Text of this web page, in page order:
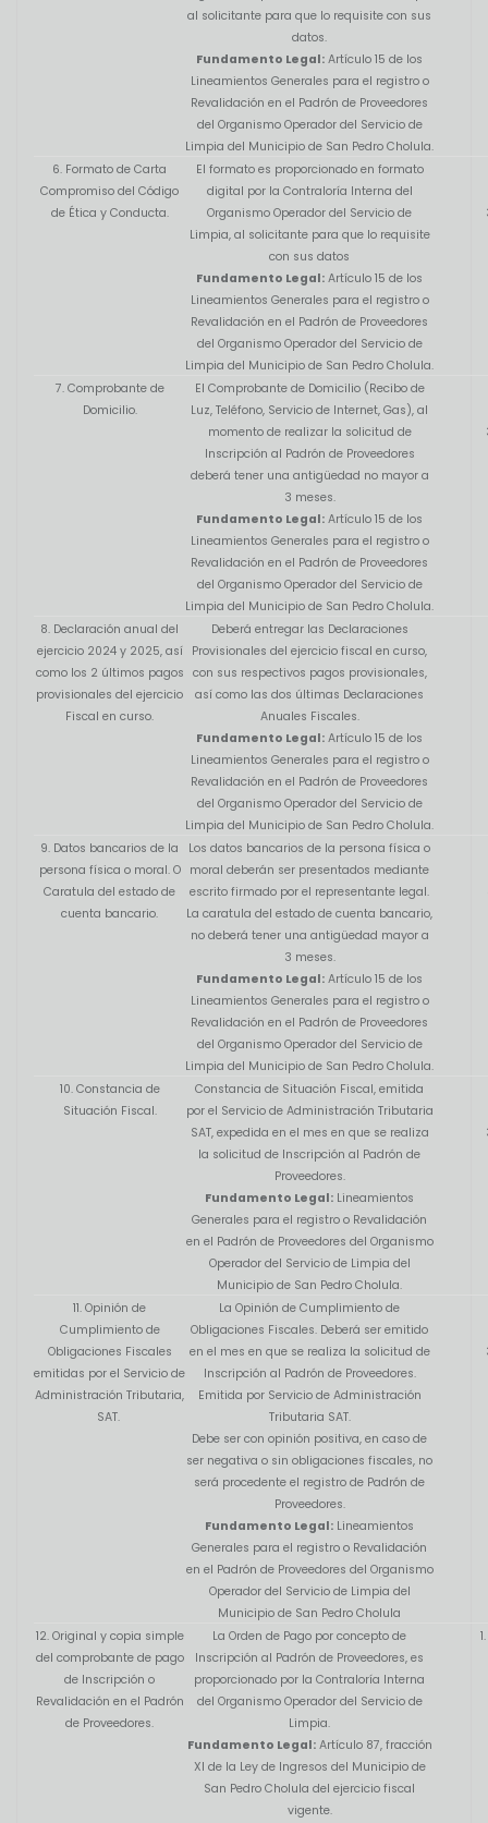
al solicitante para que lo requisite con sus
datos.
Fundamento Legal: Artículo 15 de los
Lineamientos Generales para el registro o
Revalidación en el Padrón de Proveedores
del Organismo Operador del Servicio de
Limpia del Municipio de San Pedro Cholula.
6. Formato de Carta
Compromiso del Código
de Ética y Conducta.
El formato es proporcionado en formato
digital por la Contraloría Interna del
Organismo Operador del Servicio de
Limpia, al solicitante para que lo requisite
con sus datos
Fundamento Legal: Artículo 15 de los
Lineamientos Generales para el registro o
Revalidación en el Padrón de Proveedores
del Organismo Operador del Servicio de
Limpia del Municipio de San Pedro Cholula.
7. Comprobante de
Domicilio.
El Comprobante de Domicilio (Recibo de
Luz, Teléfono, Servicio de Internet, Gas), al
momento de realizar la solicitud de
Inscripción al Padrón de Proveedores
deberá tener una antigüedad no mayor a
3 meses.
Fundamento Legal: Artículo 15 de los
Lineamientos Generales para el registro o
Revalidación en el Padrón de Proveedores
del Organismo Operador del Servicio de
Limpia del Municipio de San Pedro Cholula.
8. Declaración anual del
ejercicio 2024 y 2025, así
como los 2 últimos pagos
provisionales del ejercicio
Fiscal en curso.
Deberá entregar las Declaraciones
Provisionales del ejercicio fiscal en curso,
con sus respectivos pagos provisionales,
así como las dos últimas Declaraciones
Anuales Fiscales.
Fundamento Legal: Artículo 15 de los
Lineamientos Generales para el registro o
Revalidación en el Padrón de Proveedores
del Organismo Operador del Servicio de
Limpia del Municipio de San Pedro Cholula.
9. Datos bancarios de la
persona física o moral. O
Caratula del estado de
cuenta bancario.
Los datos bancarios de la persona física o
moral deberán ser presentados mediante
escrito firmado por el representante legal.
La caratula del estado de cuenta bancario,
no deberá tener una antigüedad mayor a
3 meses.
Fundamento Legal: Artículo 15 de los
Lineamientos Generales para el registro o
Revalidación en el Padrón de Proveedores
del Organismo Operador del Servicio de
Limpia del Municipio de San Pedro Cholula.
10. Constancia de
Situación Fiscal.
Constancia de Situación Fiscal, emitida
por el Servicio de Administración Tributaria
SAT, expedida en el mes en que se realiza
la solicitud de Inscripción al Padrón de
Proveedores.
Fundamento Legal: Lineamientos
Generales para el registro o Revalidación
en el Padrón de Proveedores del Organismo
Operador del Servicio de Limpia del
Municipio de San Pedro Cholula.
11. Opinión de
Cumplimiento de
Obligaciones Fiscales
emitidas por el Servicio de
Administración Tributaria,
SAT.
La Opinión de Cumplimiento de
Obligaciones Fiscales. Deberá ser emitido
en el mes en que se realiza la solicitud de
Inscripción al Padrón de Proveedores.
Emitida por Servicio de Administración
Tributaria SAT.
Debe ser con opinión positiva, en caso de
ser negativa o sin obligaciones fiscales, no
será procedente el registro de Padrón de
Proveedores.
Fundamento Legal: Lineamientos
Generales para el registro o Revalidación
en el Padrón de Proveedores del Organismo
Operador del Servicio de Limpia del
Municipio de San Pedro Cholula
12. Original y copia simple
del comprobante de pago
de Inscripción o
Revalidación en el Padrón
de Proveedores.
La Orden de Pago por concepto de
Inscripción al Padrón de Proveedores, es
proporcionado por la Contraloría Interna
del Organismo Operador del Servicio de
Limpia.
Fundamento Legal:Artículo 87, fracción
XI de la Ley de Ingresos del Municipio de
San Pedro Cholula del ejercicio fiscal
vigente.